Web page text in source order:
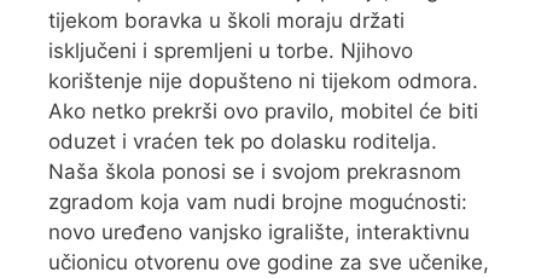
tijekom boravka u školi moraju držati
isključeni i spremljeni u torbe. Njihovo
korištenje nije dopušteno ni tijekom odmora.
Ako netko prekrši ovo pravilo, mobitel će biti
oduzet i vraćen tek po dolasku roditelja.
Naša škola ponosi se i svojom prekrasnom
zgradom koja vam nudi brojne mogućnosti:
novo uređeno vanjsko igralište, interaktivnu
učionicu otvorenu ove godine za sve učenike,